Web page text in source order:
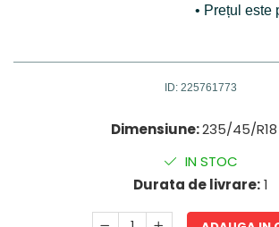
• Prețul este
ID: 225761773
Dimensiune:235/45/R18
IN STOC
Durata de livrare:1